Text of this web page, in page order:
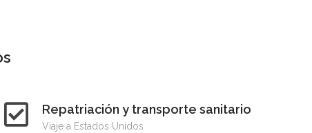
Repatriación y transporte sanitario
Viaje a Estados Unidos